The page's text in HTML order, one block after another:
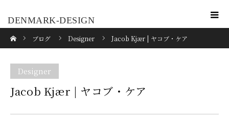
DENMARK-DESIGN
ブログ Designer Jacob Kjær | ヤコブ・ケア
Designer
Jacob Kjær | ヤコブ・ケア